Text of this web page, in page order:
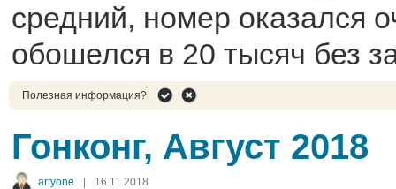
средний, номер оказался
обошелся в 20 тысяч без
Полезная информация?
Гонконг, Август 2018
artyone 16.11.2018